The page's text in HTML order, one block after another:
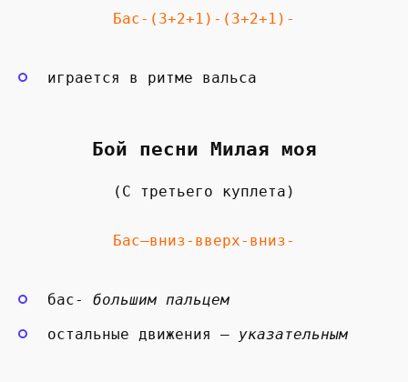
Бас-(3+2+1)-(3+2+1)-
играется в ритме вальса
Бой песни Милая моя
(С третьего куплета)
Бас—вниз-вверх-вниз-
бас- большим пальцем
остальные движения — указательным